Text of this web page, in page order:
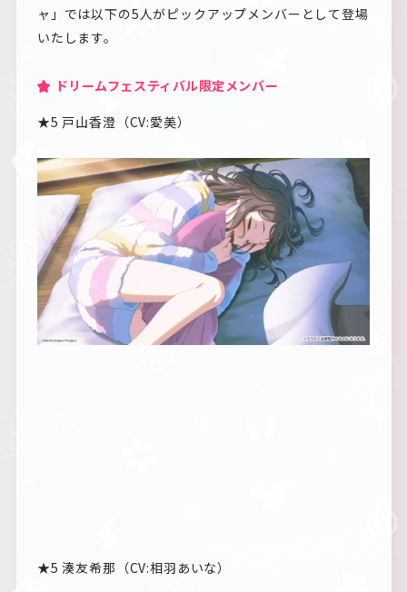
ャ」では以下の5人がピックアップメンバーとして登場
いたします。
ドリームフェスティバル限定メンバー
★5 戸山香澄（CV:愛美）
★5 湊友希那（CV:相羽あいな）